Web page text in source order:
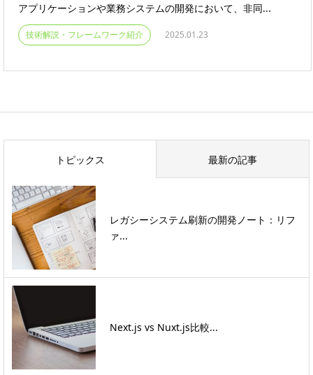
アプリケーションや業務システムの開発において、非同...
技術解説・フレームワーク紹介 2025.01.23
トピックス 最新の記事
レガシーシステム刷新の開発ノート：リフ
ァ...
Next.js vs Nuxt.js比較...